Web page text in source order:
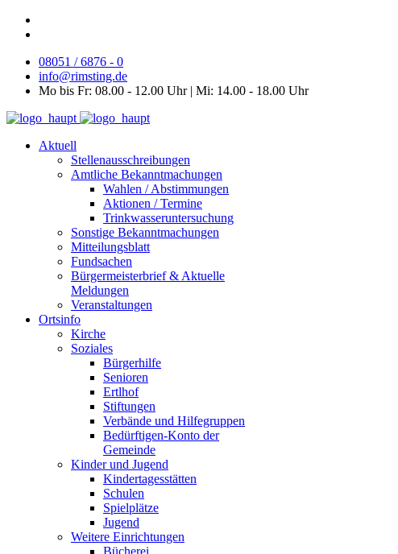
08051 / 6876 - 0
info@rimsting.de
Mo bis Fr: 08.00 - 12.00 Uhr | Mi: 14.00 - 18.00 Uhr
Aktuell
Stellenausschreibungen
Amtliche Bekanntmachungen
Wahlen / Abstimmungen
Aktionen / Termine
Trinkwasseruntersuchung
Sonstige Bekanntmachungen
Mitteilungsblatt
Fundsachen
Bürgermeisterbrief & Aktuelle
Meldungen
Veranstaltungen
Ortsinfo
Kirche
Soziales
Bürgerhilfe
Senioren
Ertlhof
Stiftungen
Verbände und Hilfegruppen
Bedürftigen-Konto der
Gemeinde
Kinder und Jugend
Kindertagesstätten
Schulen
Spielplätze
Jugend
Weitere Einrichtungen
Bücherei